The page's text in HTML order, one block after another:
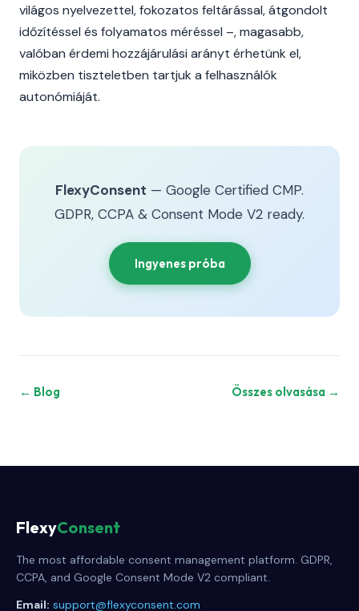
világos nyelvezettel, fokozatos feltárással, átgondolt
időzítéssel és folyamatos méréssel –, magasabb,
valóban érdemi hozzájárulási arányt érhetünk el,
miközben tiszteletben tartjuk a felhasználók
autonómiáját.
FlexyConsent — Google Certified CMP.
GDPR, CCPA & Consent Mode V2 ready.
Ingyenes próba
← Blog Összes olvasása →
FlexyConsent
The most affordable consent management platform. GDPR,
CCPA, and Google Consent Mode V2 compliant.
Email: support@flexyconsent.com